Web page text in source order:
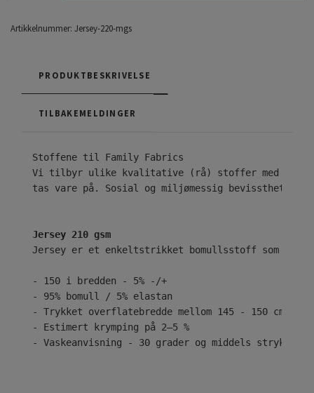
Artikkelnummer: Jersey-220-mgs
PRODUKTBESKRIVELSE
TILBAKEMELDINGER
Vi tilbyr ulike kvalitative (rå) stoffer med
tas vare på. Sosial og miljømessig bevissthet
Jersey 210 gsm
Jersey er et enkeltstrikket bomullsstoff som er
- 150 i bredden - 5% -/+
- 95% bomull / 5% elastan
- Trykket overflatebredde mellom 145 - 150 cm
- Estimert krymping på 2–5 %
- Vaskeanvisning - 30 grader og middels stryk